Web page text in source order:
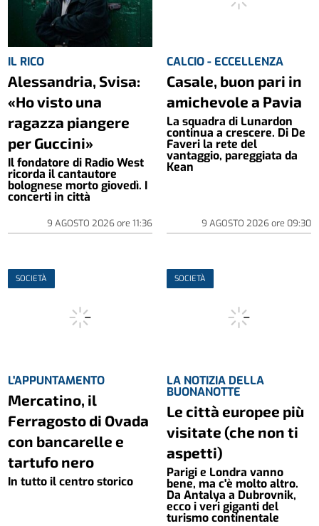
IL RICO
Alessandria, Svisa:
«Ho visto una
ragazza piangere
per Guccini»
Il fondatore di Radio West
ricorda il cantautore
bolognese morto giovedì. I
concerti in città
9 AGOSTO 2026ore 11:36
CALCIO - ECCELLENZA
Casale, buon pari in
amichevole a Pavia
La squadra di Lunardon
continua a crescere. Di De
Faveri la rete del
vantaggio, pareggiata da
Kean
9 AGOSTO 2026ore 09:30
SOCIETÀ
L'APPUNTAMENTO
Mercatino, il
Ferragosto di Ovada
con bancarelle e
tartufo nero
In tutto il centro storico
SOCIETÀ
LA NOTIZIA DELLA
BUONANOTTE
Le città europee più
visitate (che non ti
aspetti)
Parigi e Londra vanno
bene, ma c'è molto altro.
Da Antalya a Dubrovnik,
ecco i veri giganti del
turismo continentale